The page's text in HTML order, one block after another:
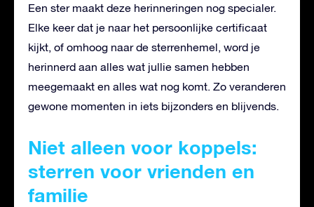
Een ster maakt deze herinneringen nog specialer.
Elke keer dat je naar het persoonlijke certificaat
kijkt, of omhoog naar de sterrenhemel, word je
herinnerd aan alles wat jullie samen hebben
meegemaakt en alles wat nog komt. Zo veranderen
gewone momenten in iets bijzonders en blijvends.
Niet alleen voor koppels:
sterren voor vrienden en
familie